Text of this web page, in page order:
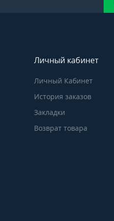
Личный кабинет
Личный Кабинет
История заказов
Закладки
Возврат товара